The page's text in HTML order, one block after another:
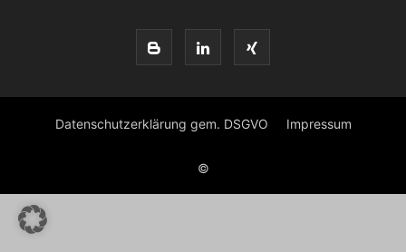
Datenschutzerklärung gem. DSGVO Impressum
©